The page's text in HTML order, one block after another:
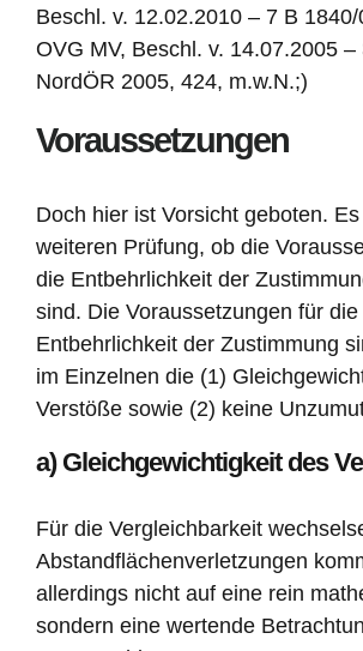
Beschl. v. 12.02.2010 – 7 B
OVG MV, Beschl. v. 14.07.2005 –
NordÖR 2005, 424, m.w.N.;)
Voraussetzungen
Doch hier ist Vorsicht geboten.
weiteren Prüfung, ob die
die Entbehrlichkeit der
sind. Die Voraussetzungen für die
Entbehrlichkeit der Zustimmung
im Einzelnen die (1)
Verstöße sowie (2) keine
a) Gleichgewichtigkeit des
Für die Vergleichbarkeit
Abstandflächenverletzungen
allerdings nicht auf eine rein
sondern eine wertende